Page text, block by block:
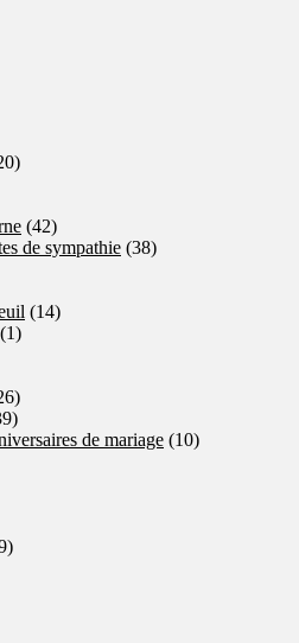
(42)
de sympathie (38)
(14)
(1)
de mariage (10)